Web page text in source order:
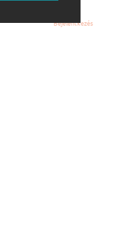
Bejelentkezés